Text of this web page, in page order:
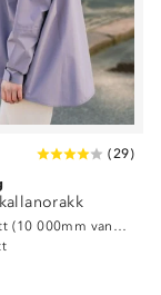
(29)
Vanntett (10 000mm vannsøyle)